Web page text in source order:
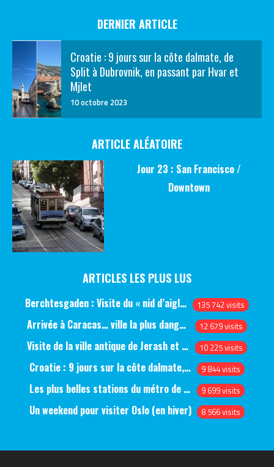
DERNIER ARTICLE
Croatie : 9 jours sur la côte dalmate, de
Split à Dubrovnik, en passant par Hvar et
Mjlet
10 octobre 2023
ARTICLE ALÉATOIRE
Jour 23 : San Francisco /
Downtown
ARTICLES LES PLUS LUS
Berchtesgaden : Visite du « nid d’aigle » et des bunkers d’Hitler 135 742 visits
Arrivée à Caracas… ville la plus dangereuse du monde (jour 1) 12 679 visits
Visite de la ville antique de Jerash et du château d’Ajlun (jour 1) 10 225 visits
Croatie : 9 jours sur la côte dalmate, de Split à Dubrovnik, en passant par Hvar et Mjlet 9 844 visits
Les plus belles stations du métro de Saint-Pétersbourg 9 699 visits
Un weekend pour visiter Oslo (en hiver) 8 566 visits